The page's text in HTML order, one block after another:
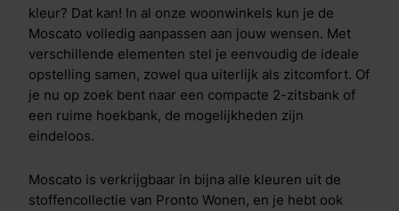
kleur? Dat kan! In al onze woonwinkels kun je de
Moscato volledig aanpassen aan jouw wensen. Met
verschillende elementen stel je eenvoudig de ideale
opstelling samen, zowel qua uiterlijk als zitcomfort. Of
je nu op zoek bent naar een compacte 2-zitsbank of
een ruime hoekbank, de mogelijkheden zijn
eindeloos.
Moscato is verkrijgbaar in bijna alle kleuren uit de
stoffencollectie van Pronto Wonen, en je hebt ook